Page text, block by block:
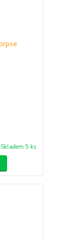
Skladem 5 ks